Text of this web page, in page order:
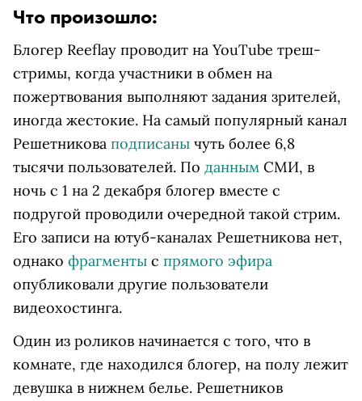
Что произошло:
Блогер Reeflay проводит на YouTube треш-
стримы, когда участники в обмен на
пожертвования выполняют задания зрителей,
иногда жестокие. На самый популярный канал
Решетникова подписаны чуть более 6,8
тысячи пользователей. По данным СМИ, в
ночь с 1 на 2 декабря блогер вместе с
подругой проводили очередной такой стрим.
Его записи на ютуб-каналах Решетникова нет,
однако фрагменты с прямого эфира
опубликовали другие пользователи
видеохостинга.
Один из роликов начинается с того, что в
комнате, где находился блогер, на полу лежит
девушка в нижнем белье. Решетников